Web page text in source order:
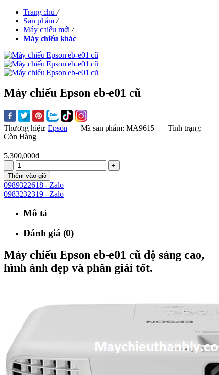
Trang chủ /
Sản phẩm /
Máy chiếu mới /
Máy chiếu khác
Máy chiếu Epson eb-e01 cũ
Thương hiệu: Epson | Mã sản phẩm: MA9615 |
Tình trạng:
Còn Hàng
5,300,000đ
-
+
Thêm vào giỏ
0989322618 - Zalo
0983232319 - Zalo
Mô tả
Đánh giá (0)
Máy chiếu Epson eb-e01 cũ độ sáng cao,
hình ảnh đẹp và phân giải tốt.